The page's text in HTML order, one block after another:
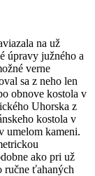
na už
úpravy južného a
verne
sa z neho len
obnove kostola v
Uhorska z
kostola v
umelom kameni.
ako pri už
ručne ťahaných